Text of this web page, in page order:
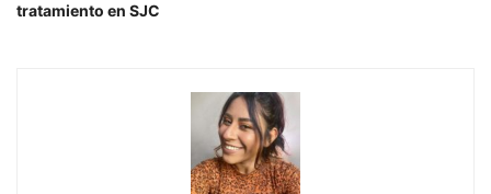
tratamiento en SJC